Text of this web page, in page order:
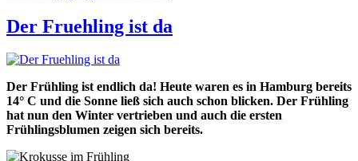
Frühlingsblumen
Der Fruehling ist da
Der Frühling ist endlich da! Heute waren es in Hamburg bereits
14° C und die Sonne ließ sich auch schon blicken. Der Frühling
hat nun den Winter vertrieben und auch die ersten
Frühlingsblumen zeigen sich bereits.